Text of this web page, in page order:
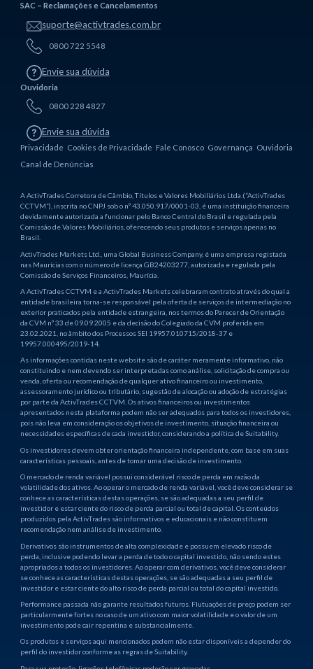
SAC – Reclamações e Cancelamentos
suporte@activtrades.com.br
0800 722 5548
Envie sua dúvida
Ouvidoria
0800 228 4827
Envie sua dúvida
Privacidade Cookies de Privacidade Fale Conosco Governança Ouvidoria
Canal de Denúncias
A ActivTrades Corretora de Câmbio, Títulos e Valores Mobiliários Ltda.(“ActivTrades
CCTVM”), inscrita no CNPJ sob o nº 43.050.917/0001-03, é uma instituição financeira
devidamente autorizada a funcionar pelo Banco Central do Brasil e regulada pela
Comissão de Valores Mobiliários, oferecendo seus produtos e serviços apenas no
Brasil.
ActivTrades Markets Ltd., uma Global Business Company, é uma empresa registada
nas Maurícias com o número de licença GB24203277, autorizada e regulada pela
Comissão de Serviços Financeiros, Maurícia.
A ActivTrades CCTVM e a ActivTrades Markets celebraram contrato através do qual a
entidade brasileira torna-se responsável pela oferta de serviços de intermediação no
exterior praticados pela entidade estrangeira, nos termos do Parecer de Orientação
da CVM nº 33 de 09.09.2005 e da decisão do Colegiado da CVM proferida em
23.02.2021, no âmbito dos Processos SEI 19957.010715/2018-37 e
19957.000495/2019-14.
As informações contidas neste website são de caráter meramente informativo, não
constituindo e nem devendo ser interpretadas como análise, solicitação de compra ou
venda, oferta ou recomendação de qualquer ativo financeiro ou investimento,
assessoramento jurídico ou tributário, sugestão de alocação ou adoção de estratégias
por parte da ActivTrades CCTVM. Os ativos financeiros ou investimentos
apresentados nesta plataforma podem não ser adequados para todos os investidores,
pois não leva em consideração os objetivos de investimento, situação financeira ou
necessidades específicas de cada investidor, considerando a política de Suitability.
Os investidores devem obter orientação financeira independente, com base em suas
características pessoais, antes de tomar uma decisão de investimento.
O mercado de renda variável possui considerável risco de perda em razão da
volatilidade dos ativos. Ao operar o mercado de renda variável, você deve considerar se
conhece as características destas operações, se são adequadas a seu perfil de
investidor e estar ciente do risco de perda parcial ou total de capital. Os conteúdos
produzidos pela ActivTrades são informativos e educacionais e não constituem
recomendação nem análise de investimento.
Derivativos são instrumentos de alta complexidade e possuem elevado risco de
perda, inclusive podendo levar a perda de todo o capital investido, não sendo estes
apropriados a todos os investidores. Ao operar com derivativos, você deve considerar
se conhece as características destas operações, se são adequadas a seu perfil de
investidor e estar ciente do alto risco de perda parcial ou total do capital investido.
Performance passada não garante resultados futuros. Flutuações de preço podem ser
particularmente fortes no caso de um ativo com maior volatilidade e o valor de um
investimento pode cair repentina e substancialmente.
Os produtos e serviços aqui mencionados podem não estar disponíveis a depender do
perfil do investidor conforme as regras de Suitability.